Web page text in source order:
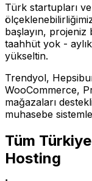
Türk startupları
başlayın,
taahhüt yok -
yükseltin.
Trendyol,
WooCommerce,
mağazaları
muhasebe
Tüm
Hosting